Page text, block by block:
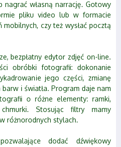
nagrać własną narrację. Gotowy
pliku video lub w formacie
czy też wysłać pocztą
bezpłatny edytor zdjęć on-line.
obróbki fotografii: dokonanie
jego części, zmianę
i światła. Program daje nam
o różne elementy: ramki,
Stosując filtry mamy
różnorodnych stylach.
dodać dźwiękowy